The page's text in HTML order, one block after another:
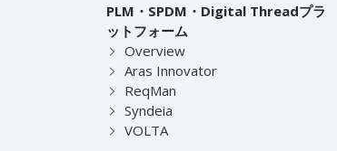
PLM・SPDM・Digital Threadプラ
ットフォーム
Overview
Aras Innovator
ReqMan
Syndeia
VOLTA